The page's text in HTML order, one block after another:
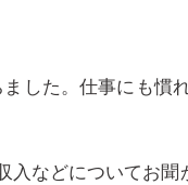
した。仕事にも
入などについてお